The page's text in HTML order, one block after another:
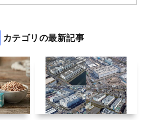
カテゴリの最新記事